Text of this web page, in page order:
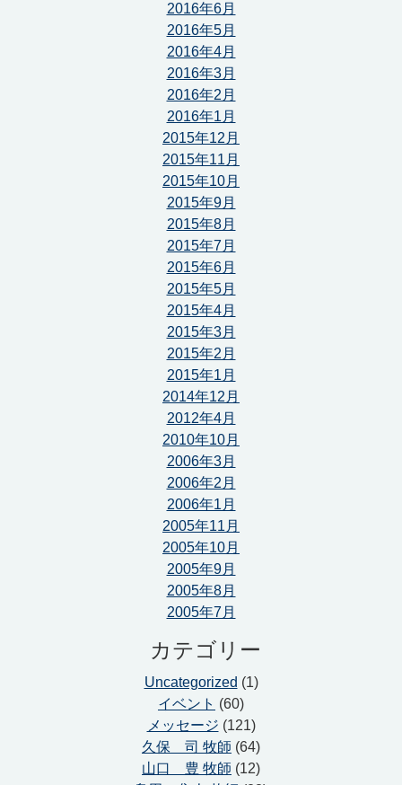
2016年6月
2016年5月
2016年4月
2016年3月
2016年2月
2016年1月
2015年12月
2015年11月
2015年10月
2015年9月
2015年8月
2015年7月
2015年6月
2015年5月
2015年4月
2015年3月
2015年2月
2015年1月
2014年12月
2012年4月
2010年10月
2006年3月
2006年2月
2006年1月
2005年11月
2005年10月
2005年9月
2005年8月
2005年7月
カテゴリー
Uncategorized (1)
イベント (60)
メッセージ (121)
久保 司 牧師 (64)
山口 豊 牧師 (12)